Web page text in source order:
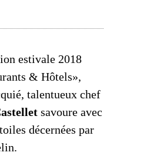
estivale 2018
& Hôtels»,
talentueux chef
savoure avec
décernées par